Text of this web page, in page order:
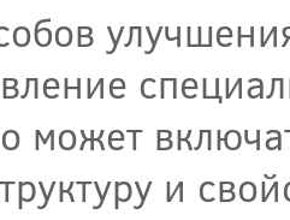
может
и